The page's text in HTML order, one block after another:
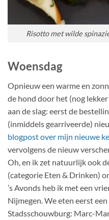
Risotto met wilde
Woensdag
Opnieuw een warme en
de hond door het (nog
aan de slag: eerst de
(inmiddels gearriveerde)
blogpost over mijn nieuwe
vervolgens de nieuw
Oh, en ik zet natuurlijk ook
(categorie Eten & Drinken)
’s Avonds heb ik met een
Nijmegen. We eten eerst
Stadsschouwburg: Marc-